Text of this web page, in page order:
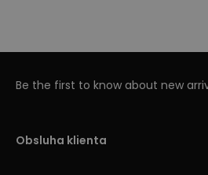
Be the first to know about new
Obsluha klienta